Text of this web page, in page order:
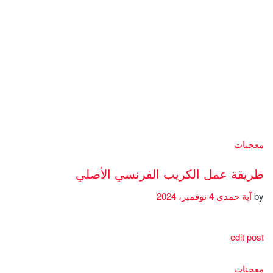
معجنات
طريقة عمل الكريب الفرنسي الأصلي
byآية حمدي
edit post
معجنات